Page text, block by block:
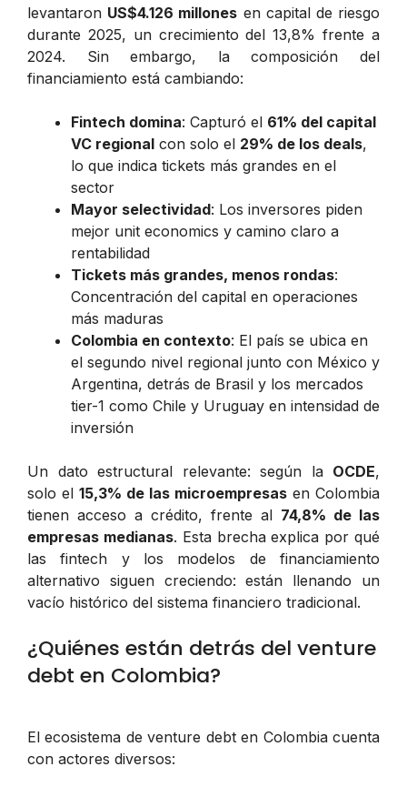
levantaron US$4.126 millones en capital de riesgo
durante 2025, un crecimiento del 13,8% frente a
2024. Sin embargo, la composición del
financiamiento está cambiando:
Fintech domina: Capturó el 61% del capital
VC regional con solo el 29% de los deals,
lo que indica tickets más grandes en el
sector
Mayor selectividad: Los inversores piden
mejor unit economics y camino claro a
rentabilidad
Tickets más grandes, menos rondas:
Concentración del capital en operaciones
más maduras
Colombia en contexto: El país se ubica en
el segundo nivel regional junto con México y
Argentina, detrás de Brasil y los mercados
tier-1 como Chile y Uruguay en intensidad de
inversión
Un dato estructural relevante: según la OCDE,
solo el 15,3% de las microempresas en Colombia
tienen acceso a crédito, frente al 74,8% de las
empresas medianas. Esta brecha explica por qué
las fintech y los modelos de financiamiento
alternativo siguen creciendo: están llenando un
vacío histórico del sistema financiero tradicional.
¿Quiénes están detrás del venture
debt en Colombia?
El ecosistema de venture debt en Colombia cuenta
con actores diversos: